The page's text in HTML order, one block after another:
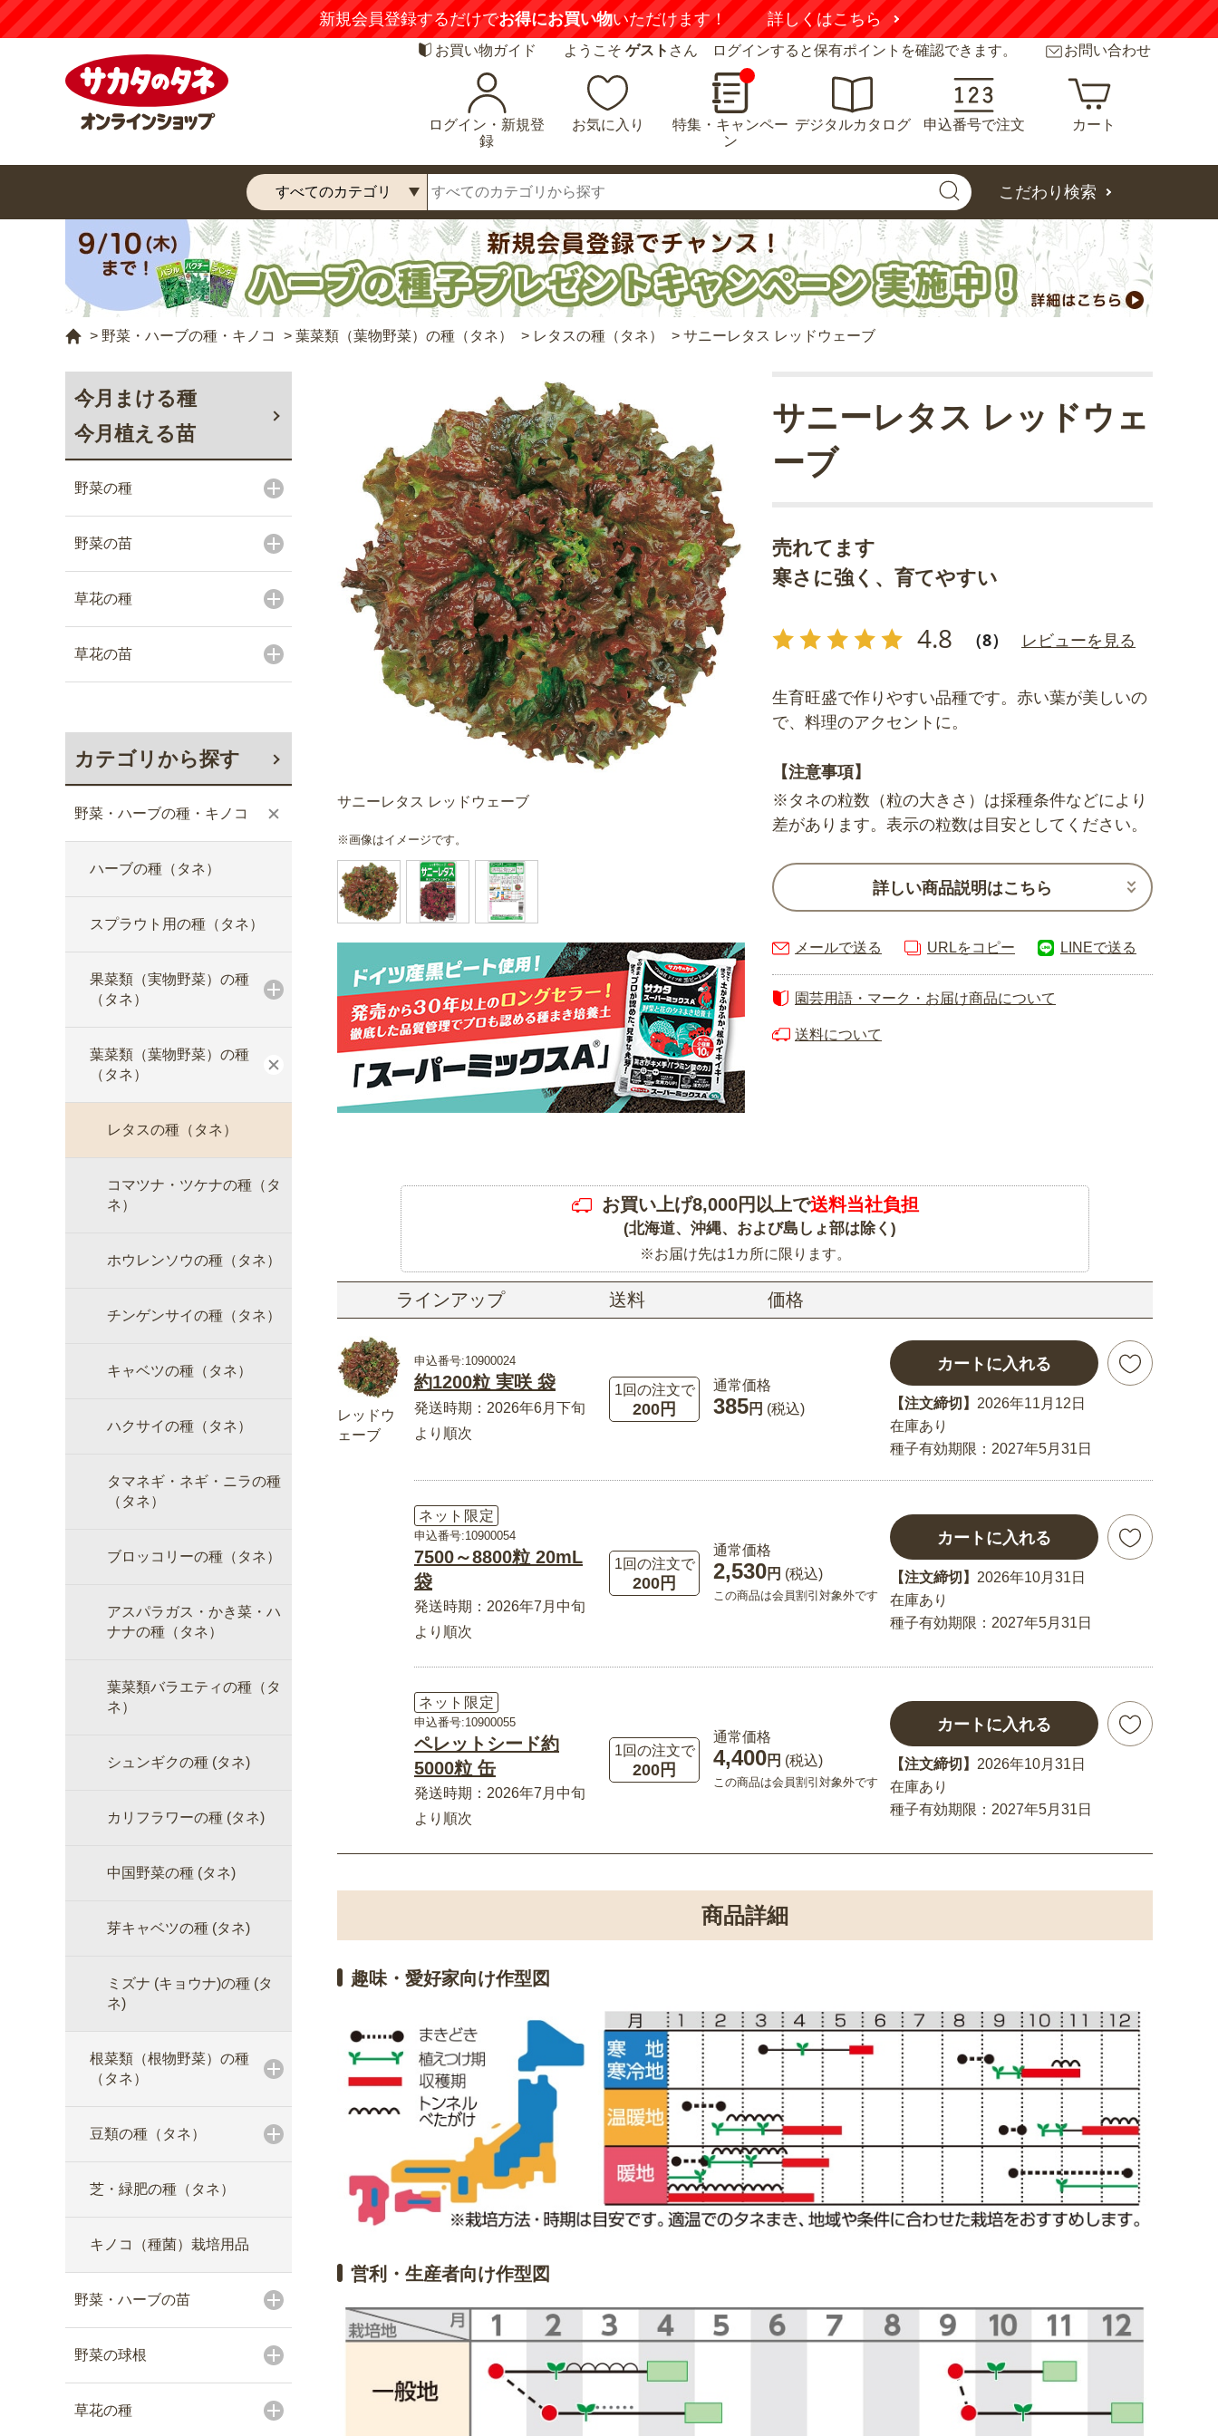
新規会員登録するだけでお得にお買い物いただけます！ 詳しくはこちら
お買い物ガイド ようこそ ゲスト さん ログインすると保有ポイントを確認できます。 お問い合わせ
ログイン・新規登
録
お気に入り
特集・キャンペー
ン
デジタルカタログ 申込番号で注文 カート
こだわり検索
> 野菜・ハーブの種・キノコ > 葉菜類（葉物野菜）の種（タネ） > レタスの種（タネ） > サニーレタス レッドウェーブ
今月まける種
今月植える苗
野菜の種
野菜の苗
草花の種
草花の苗
カテゴリから探す
野菜・ハーブの種・キノコ
ハーブの種（タネ）
スプラウト用の種（タネ）
果菜類（実物野菜）の種
（タネ）
葉菜類（葉物野菜）の種
（タネ）
レタスの種（タネ）
コマツナ・ツケナの種（タ
ネ）
ホウレンソウの種（タネ）
チンゲンサイの種（タネ）
キャベツの種（タネ）
ハクサイの種（タネ）
タマネギ・ネギ・ニラの種
（タネ）
ブロッコリーの種（タネ）
アスパラガス・かき菜・ハ
ナナの種（タネ）
葉菜類バラエティの種（タ
ネ）
シュンギクの種 (タネ)
カリフラワーの種 (タネ)
中国野菜の種 (タネ)
芽キャベツの種 (タネ)
ミズナ (キョウナ)の種 (タ
ネ)
根菜類（根物野菜）の種
（タネ）
豆類の種（タネ）
芝・緑肥の種（タネ）
キノコ（種菌）栽培用品
野菜・ハーブの苗
野菜の球根
草花の種
サニーレタス レッドウェーブ
※画像はイメージです。
売れてます
寒さに強く、育てやすい
4.8 （8） レビューを見る
サニーレタス レッドウェ
ーブ
生育旺盛で作りやすい品種です。赤い葉が美しいの
で、料理のアクセントに。
【注意事項】
※タネの粒数（粒の大きさ）は採種条件などにより
差があります。表示の粒数は目安としてください。
詳しい商品説明はこちら
メールで送る URLをコピー LINEで送る
園芸用語・マーク・お届け商品について
送料について
お買い上げ8,000円以上で送料当社負担
(北海道、沖縄、および島しょ部は除く)
※お届け先は1カ所に限ります。
ラインアップ 送料 価格
レッドウ
ェーブ
申込番号:10900024
約1200粒 実咲 袋
発送時期：2026年6月下旬
より順次
1回の注文で
200円
通常価格
385円 (税込)
カートに入れる
【注文締切】 2026年11月12日
在庫あり
種子有効期限：2027年5月31日
ネット限定
申込番号:10900054
7500～8800粒 20mL
袋
発送時期：2026年7月中旬
より順次
1回の注文で
200円
通常価格
2,530円 (税込)
この商品は会員割引対象外です
カートに入れる
【注文締切】 2026年10月31日
在庫あり
種子有効期限：2027年5月31日
ネット限定
申込番号:10900055
ペレットシード約
5000粒 缶
発送時期：2026年7月中旬
より順次
1回の注文で
200円
通常価格
4,400円 (税込)
この商品は会員割引対象外です
カートに入れる
【注文締切】 2026年10月31日
在庫あり
種子有効期限：2027年5月31日
商品詳細
趣味・愛好家向け作型図
営利・生産者向け作型図